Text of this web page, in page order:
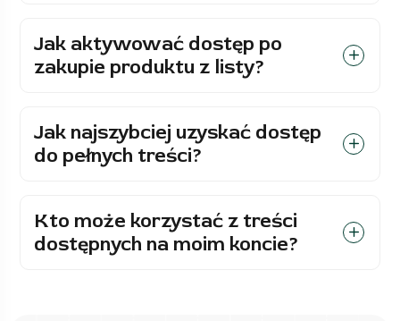
Jak aktywować dostęp po
zakupie produktu z listy?
Jak najszybciej uzyskać dostęp
do pełnych treści?
Kto może korzystać z treści
dostępnych na moim koncie?